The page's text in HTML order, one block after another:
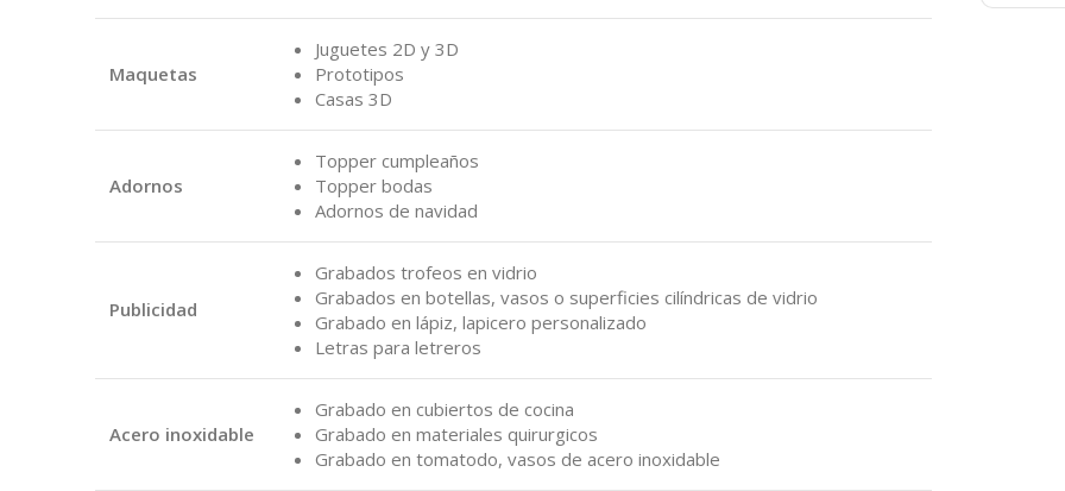
Maquetas
Juguetes 2D y 3D
Prototipos
Casas 3D
Adornos
Topper cumpleaños
Topper bodas
Adornos de navidad
Publicidad
Grabados trofeos en vidrio
Grabados en botellas, vasos o superficies cilíndricas de vidrio
Grabado en lápiz, lapicero personalizado
Letras para letreros
Acero inoxidable
Grabado en cubiertos de cocina
Grabado en materiales quirurgicos
Grabado en tomatodo, vasos de acero inoxidable